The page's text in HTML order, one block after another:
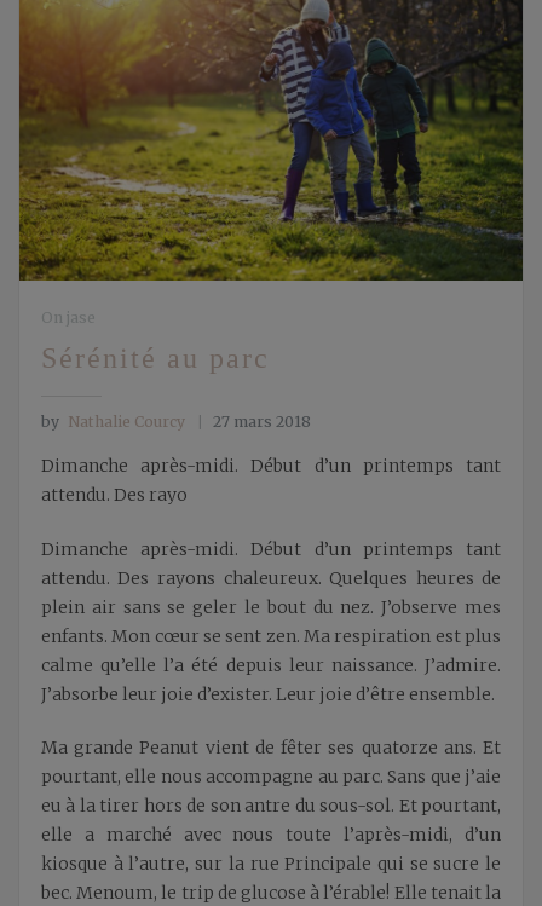
On jase
Sérénité au parc
by Nathalie Courcy 27 mars 2018
Dimanche après-midi. Début d’un printemps tant
attendu. Des rayo
Dimanche après-midi. Début d’un printemps tant
attendu. Des rayons chaleureux. Quelques heures de
plein air sans se geler le bout du nez. J’observe mes
enfants. Mon cœur se sent zen. Ma respiration est plus
calme qu’elle l’a été depuis leur naissance. J’admire.
J’absorbe leur joie d’exister. Leur joie d’être ensemble.
Ma grande Peanut vient de fêter ses quatorze ans. Et
pourtant, elle nous accompagne au parc. Sans que j’aie
eu à la tirer hors de son antre du sous-sol. Et pourtant,
elle a marché avec nous toute l’après-midi, d’un
kiosque à l’autre, sur la rue Principale qui se sucre le
bec. Menoum, le trip de glucose à l’érable! Elle tenait la